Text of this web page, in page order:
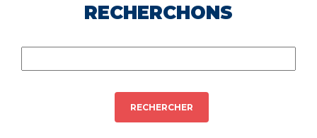
RECHERCHONS
RECHERCHER